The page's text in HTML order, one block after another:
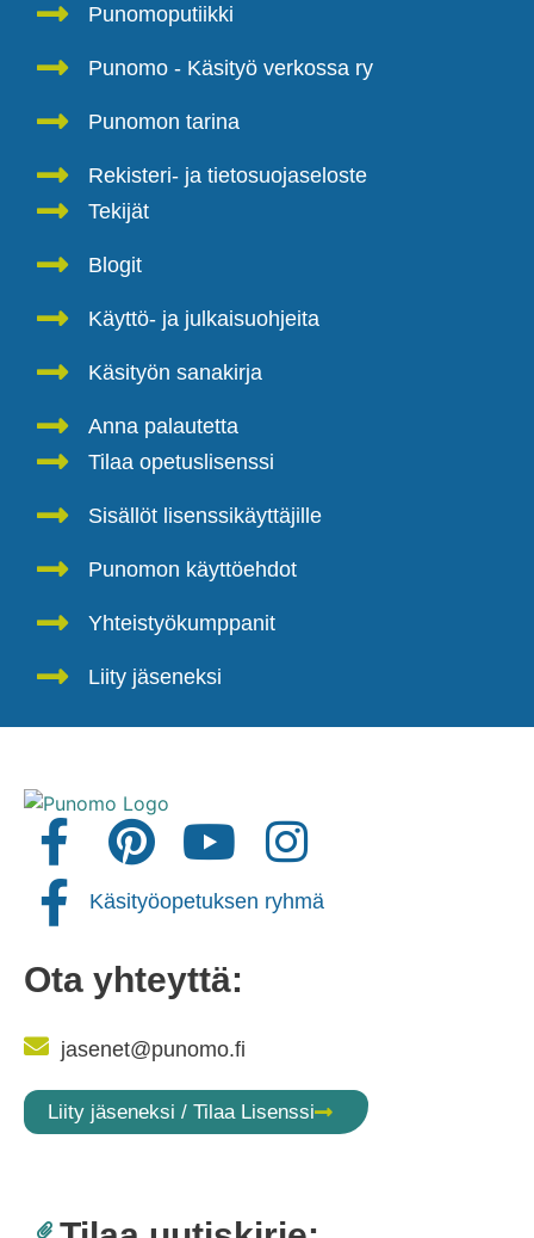
Punomoputiikki
Punomo - Käsityö verkossa ry
Punomon tarina
Rekisteri- ja tietosuojaseloste
Tekijät
Blogit
Käyttö- ja julkaisuohjeita
Käsityön sanakirja
Anna palautetta
Tilaa opetuslisenssi
Sisällöt lisenssikäyttäjille
Punomon käyttöehdot
Yhteistyökumppanit
Liity jäseneksi
Käsityöopetuksen ryhmä
Ota yhteyttä:
jasenet@punomo.fi
Liity jäseneksi / Tilaa Lisenssi